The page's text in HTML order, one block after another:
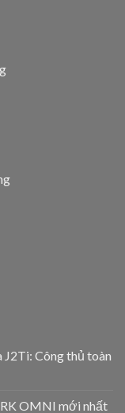
Công thủ toàn
OMNI mới nhất